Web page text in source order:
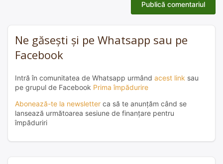
Ne găsești și pe Whatsapp sau pe
Facebook
Intră în comunitatea de Whatsapp urmând acest link sau
pe grupul de Facebook Prima împădurire
Abonează-te la newsletter ca să te anunțăm când se
lansează următoarea sesiune de finanțare pentru
împăduriri